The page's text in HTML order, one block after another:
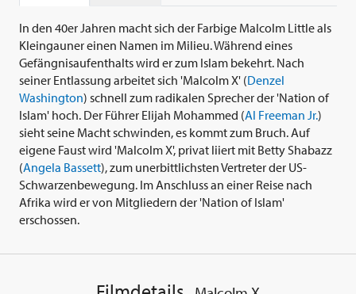
In den 40er Jahren macht sich der Farbige Malcolm Little als
Kleingauner einen Namen im Milieu. Während eines
Gefängnisaufenthalts wird er zum Islam bekehrt. Nach
seiner Entlassung arbeitet sich 'Malcolm X' (Denzel
Washington) schnell zum radikalen Sprecher der 'Nation of
Islam' hoch. Der Führer Elijah Mohammed (Al Freeman Jr.)
sieht seine Macht schwinden, es kommt zum Bruch. Auf
eigene Faust wird 'Malcolm X', privat liiert mit Betty Shabazz
(Angela Bassett), zum unerbittlichsten Vertreter der US-
Schwarzenbewegung. Im Anschluss an einer Reise nach
Afrika wird er von Mitgliedern der 'Nation of Islam'
erschossen.